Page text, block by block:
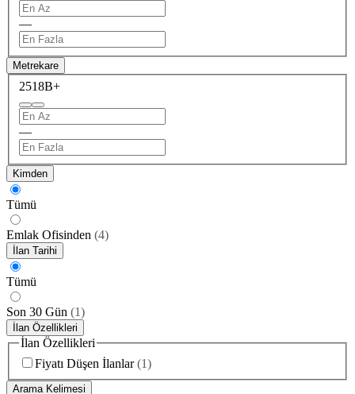
—
Metrekare
2518B+
—
Kimden
Tümü
Emlak Ofisinden (4)
İlan Tarihi
Tümü
Son 30 Gün (1)
İlan Özellikleri
İlan Özellikleri
Fiyatı Düşen İlanlar (1)
Arama Kelimesi